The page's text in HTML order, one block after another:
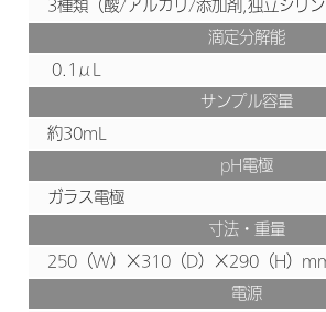
3種類（酸/アルカリ/添加剤,独立シリン
滴定分解能
0.1μL
サンプル容量
約30mL
pH電極
ガラス電極
寸法・重量
250（W）×310（D）×290（H）
電源